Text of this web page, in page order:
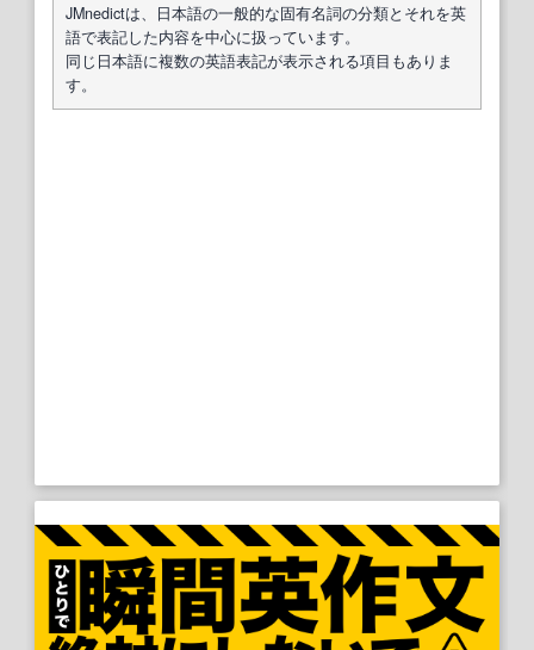
JMnedictは、日本語の一般的な固有名詞の分類とそれを英
語で表記した内容を中心に扱っています。
同じ日本語に複数の英語表記が表示される項目もありま
す。